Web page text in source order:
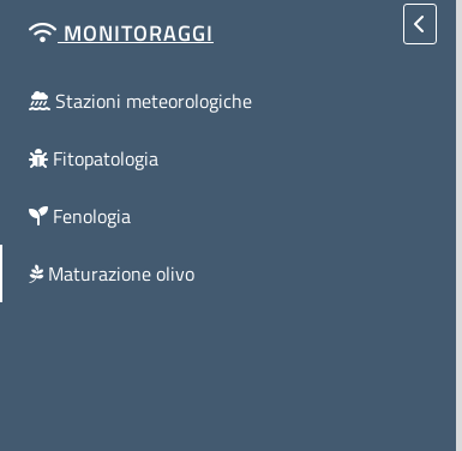
MONITORAGGI
Stazioni meteorologiche
Fitopatologia
Fenologia
Maturazione olivo